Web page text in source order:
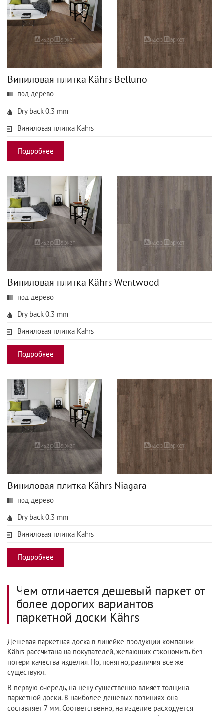
Виниловая плитка Kährs Belluno
под дерево
Dry back 0.3 mm
Виниловая плитка Kährs
Подробнее
Виниловая плитка Kährs Wentwood
под дерево
Dry back 0.3 mm
Виниловая плитка Kährs
Подробнее
Виниловая плитка Kährs Niagara
под дерево
Dry back 0.3 mm
Виниловая плитка Kährs
Подробнее
Чем отличается дешевый паркет от
более дорогих вариантов
паркетной доски Kährs
Дешевая паркетная доска в линейке продукции компании
Kährs рассчитана на покупателей, желающих сэкономить без
потери качества изделия. Но, понятно, различия все же
существуют.
В первую очередь, на цену существенно влияет толщина
паркетной доски. В наиболее дешевых позициях она
составляет 7 мм. Соответственно, на изделие расходуется